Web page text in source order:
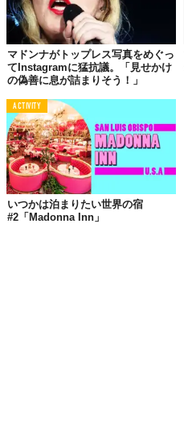
マドンナがトップレス写真をめぐっ
てInstagramに猛抗議。「見せかけ
の偽善に息が詰まりそう！」
ACTIVITY
いつかは泊まりたい世界の宿
#2「Madonna Inn」